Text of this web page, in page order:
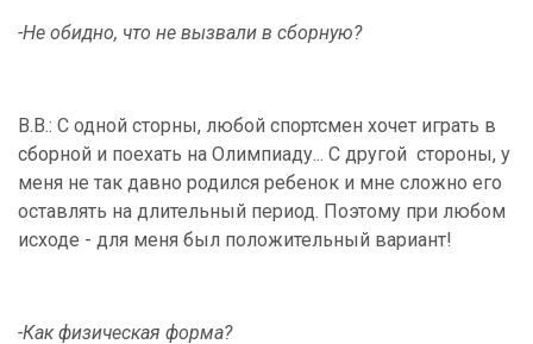
-Не обидно, что не вызвали в сборную?
В.В.: С одной сторны, любой спортсмен хочет играть в
сборной и поехать на Олимпиаду... С другой стороны, у
меня не так давно родился ребенок и мне сложно его
оставлять на длительный период. Поэтому при любом
исходе - для меня был положительный вариант!
-Как физическая форма?